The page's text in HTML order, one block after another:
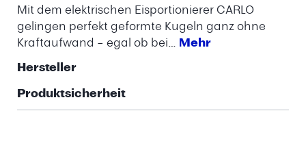
Mit dem elektrischen Eisportionierer CARLO
gelingen perfekt geformte Kugeln ganz ohne
Kraftaufwand – egal ob bei… Mehr
Hersteller
Produktsicherheit